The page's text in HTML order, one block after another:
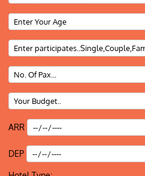
ARR
DEP